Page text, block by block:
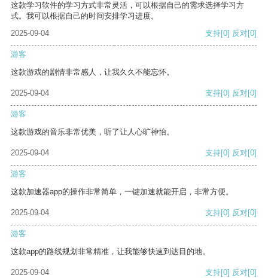
这款学习软件的学习方式非常灵活，可以根据自己的需求选择学习方
式。我可以根据自己的时间安排学习进度。
2025-09-04
支持[0] 反对[0]
游客
这款游戏的剧情非常感人，让我久久不能忘怀。
2025-09-04 支持[0] 反对[0]
游客
这款游戏的音乐非常优美，听了让人心旷神怡。
2025-09-04 支持[0] 反对[0]
游客
这款加速器app的操作非常简单，一键加速就能开启，非常方便。
2025-09-04 支持[0] 反对[0]
游客
这款app的路线规划非常精准，让我能够快速到达目的地。
2025-09-04 支持[0] 反对[0]